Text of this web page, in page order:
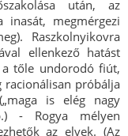
után, az
inasát, megmérgezi
Raszkolnyikovra
ellenkező hatást
tőle undorodó fiút,
racionálisan próbálja
is elég nagy
- Rogya mélyen
az elvek. (Az